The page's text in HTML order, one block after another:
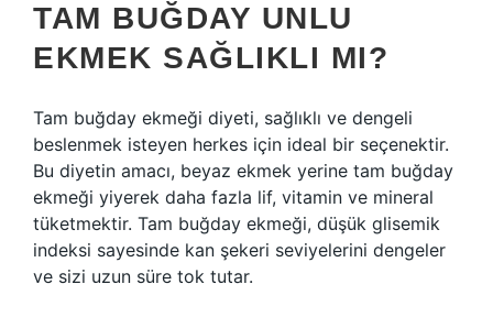
TAM BUĞDAY UNLU
EKMEK SAĞLIKLI MI?
Tam buğday ekmeği diyeti, sağlıklı ve dengeli
beslenmek isteyen herkes için ideal bir seçenektir.
Bu diyetin amacı, beyaz ekmek yerine tam buğday
ekmeği yiyerek daha fazla lif, vitamin ve mineral
tüketmektir. Tam buğday ekmeği, düşük glisemik
indeksi sayesinde kan şekeri seviyelerini dengeler
ve sizi uzun süre tok tutar.